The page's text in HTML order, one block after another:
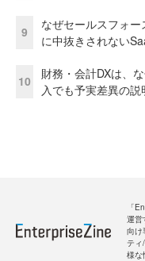
9
なぜセールスフォ
に中抜きされない
10
財務・会計DXは、
入でも予実差異の
「
運営
向け
テ
様な